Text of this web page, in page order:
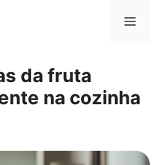
da fruta
na cozinha